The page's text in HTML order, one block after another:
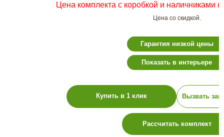
Цена комплекта с коробкой и наличниками
Цена со скидкой.
Гарантия низкой цены
Показать в интерьере
Купить в 1 клик Вызвать
Рассчитать комплект